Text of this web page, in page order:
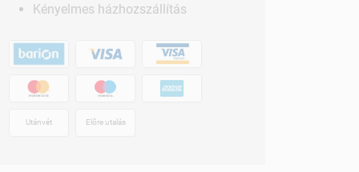
Kényelmes házhozszállítás
Utánvét Előre utalás